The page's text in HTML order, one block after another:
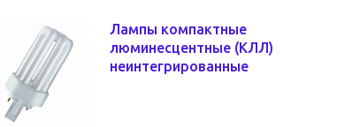
Лампы компактные
люминесцентные (КЛЛ)
неинтегрированные